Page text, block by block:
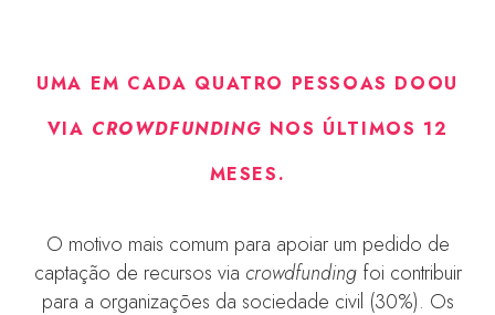
UMA EM CADA QUATRO PESSOAS DOOU
VIA CROWDFUNDING NOS ÚLTIMOS 12
MESES.
O motivo mais comum para apoiar um pedido de
captação de recursos via crowdfundingfoi contribuir
para a organizações da sociedade civil (30%). Os